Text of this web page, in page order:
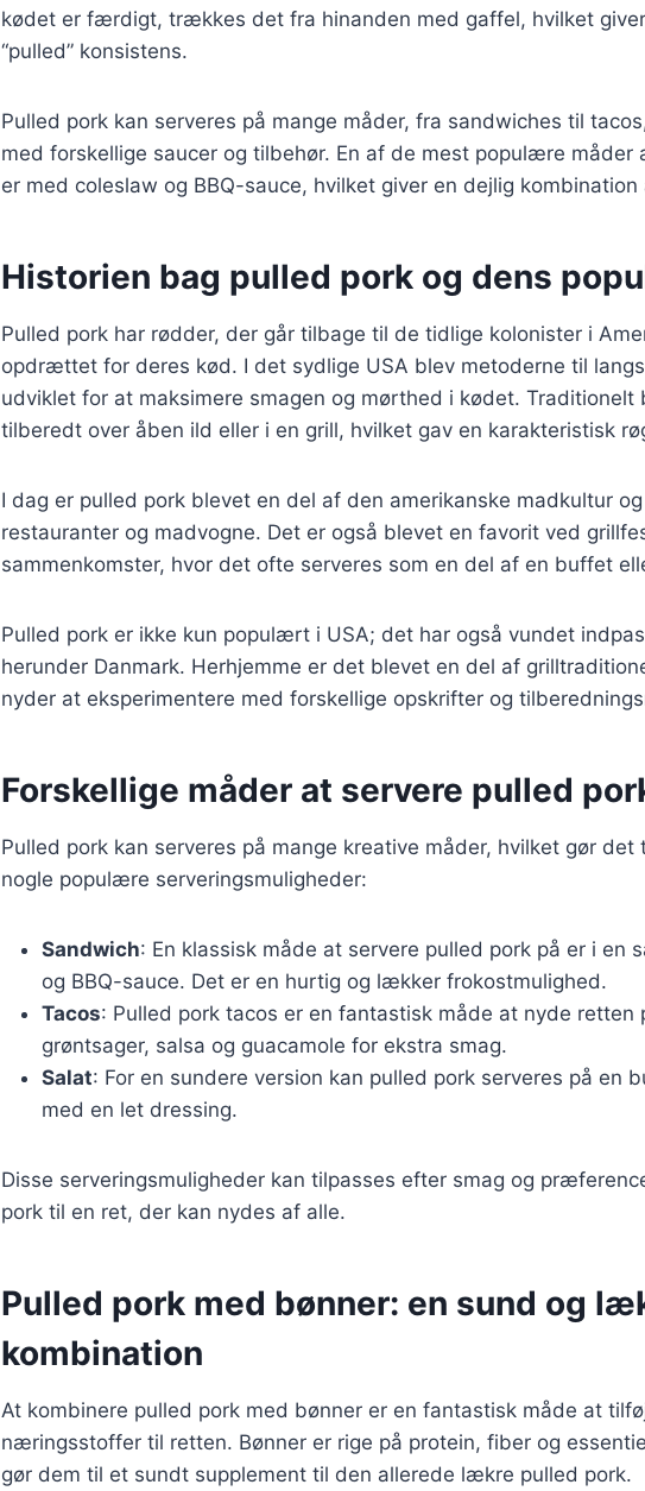
kødet er færdigt, trækkes det fra hinanden med gaffel, hvilket
“pulled” konsistens.
Pulled pork kan serveres på mange måder, fra sandwiches til
med forskellige saucer og tilbehør. En af de mest populære måder
er med coleslaw og BBQ-sauce, hvilket giver en dejlig
Historien bag pulled pork og dens
Pulled pork har rødder, der går tilbage til de tidlige kolonister i
opdrættet for deres kød. I det sydlige USA blev metoderne til
udviklet for at maksimere smagen og mørthed i kødet. Traditionelt
tilberedt over åben ild eller i en grill, hvilket gav en karakteristisk
I dag er pulled pork blevet en del af den amerikanske madkultur
restauranter og madvogne. Det er også blevet en favorit ved
sammenkomster, hvor det ofte serveres som en del af en buffet
Pulled pork er ikke kun populært i USA; det har også vundet
herunder Danmark. Herhjemme er det blevet en del af
nyder at eksperimentere med forskellige opskrifter og
Forskellige måder at servere pulled
Pulled pork kan serveres på mange kreative måder, hvilket gør
nogle populære serveringsmuligheder:
Sandwich: En klassisk måde at servere pulled pork på er i en
og BBQ-sauce. Det er en hurtig og lækker frokostmulighed.
Tacos: Pulled pork tacos er en fantastisk måde at nyde
grøntsager, salsa og guacamole for ekstra smag.
Salat: For en sundere version kan pulled pork serveres på en
med en let dressing.
Disse serveringsmuligheder kan tilpasses efter smag og
pork til en ret, der kan nydes af alle.
Pulled pork med bønner: en sund og
kombination
At kombinere pulled pork med bønner er en fantastisk måde at
næringsstoffer til retten. Bønner er rige på protein, fiber og
gør dem til et sundt supplement til den allerede lækre pulled pork.